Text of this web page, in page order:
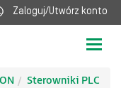
Zaloguj/Utwórz konto
Sterowniki PLC